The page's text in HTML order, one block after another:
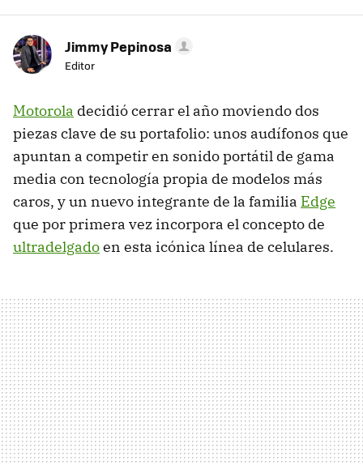
Jimmy Pepinosa
Editor
Motorola decidió cerrar el año moviendo dos
piezas clave de su portafolio: unos audífonos que
apuntan a competir en sonido portátil de gama
media con tecnología propia de modelos más
caros, y un nuevo integrante de la familia Edge
que por primera vez incorpora el concepto de
ultradelgadoen esta icónica línea de celulares.